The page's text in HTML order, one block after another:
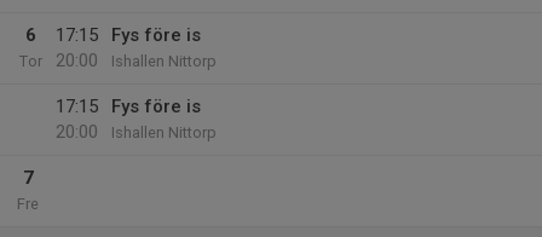
6
Tor
17:15
20:00
Fys före is
Ishallen Nittorp
17:15
20:00
Fys före is
Ishallen Nittorp
7
Fre